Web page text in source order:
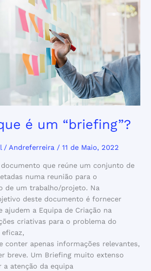
é um “briefing”?
/Andreferreira /11 de Maio, 2022
que reúne um conjunto de
numa reunião para o
de um trabalho/projeto. Na
deste documento é fornecer
ajudem a Equipa de Criação na
criativas para o problema do
conter apenas informações relevantes,
breve. Um Briefing muito extenso
a atenção da equipa